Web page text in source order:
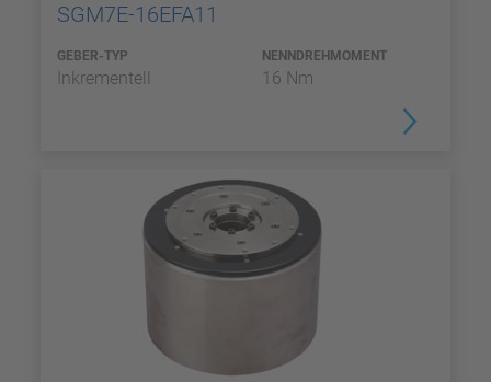
SGM7E-16EFA11
GEBER-TYP
Inkrementell
NENNDREHMOMENT
16 Nm